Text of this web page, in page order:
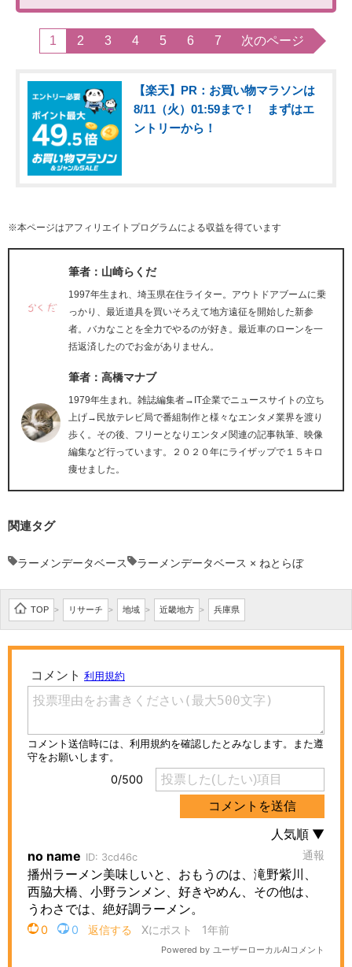
1 2 3 4 5 6 7 次のページ
【楽天】PR：お買い物マラソンは
8/11（火）01:59まで！ まずはエ
ントリーから！
※本ページはアフィリエイトプログラムによる収益を得ています
筆者：山崎らくだ
1997年生まれ、埼玉県在住ライター。アウトドアブームに乗
っかり、最近道具を買いそろえて地方遠征を開始した新参
者。バカなことを全力でやるのが好き。最近車のローンを一
括返済したのでお金がありません。
筆者：高橋マナブ
1979年生まれ。雑誌編集者→IT企業でニュースサイトの立ち
上げ→民放テレビ局で番組制作と様々なエンタメ業界を渡り
歩く。その後、フリーとなりエンタメ関連の記事執筆、映像
編集など行っています。２０２０年にライザップで１５キロ
痩せました。
関連タグ
ラーメンデータベース ラーメンデータベース × ねとらぼ
TOP > リサーチ > 地域 > 近畿地方 > 兵庫県